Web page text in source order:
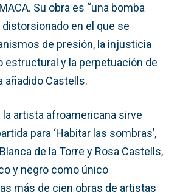
Su obra es “una bomba
en el que se
de presión, la injusticia
estructural y la perpetuación de
añadido Castells.
artista afroamericana sirve
para ‘Habitar las sombras’,
de la Torre y Rosa Castells,
y negro como único
más de cien obras de artistas